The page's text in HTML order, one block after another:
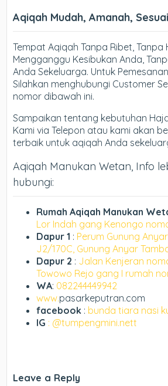
Aqiqah Mudah, Amanah,
Tempat Aqiqah Tanpa Ribet, Tanpa
Mengganggu Kesibukan Anda,
Anda Sekeluarga. Untuk
Silahkan menghubungi Customer
nomor dibawah ini.
Sampaikan tentang kebutuhan
Kami via Telepon atau kami akan
terbaik untuk aqiqah Anda
Aqiqah Manukan Wetan, Info
hubungi:
Rumah Aqiqah Manukan
Lor Indah gang Kenongo
Dapur 1 : Perum Gunung
J2/170C, Gunung Anyar
Dapur 2 : Jalan Kenjeran
Towowo Rejo gang I rumah
WA: 082244449942
www.pasarkeputran.com
facebook : bunda tiara nasi
IG : @tumpengmini.nett
Leave a Reply